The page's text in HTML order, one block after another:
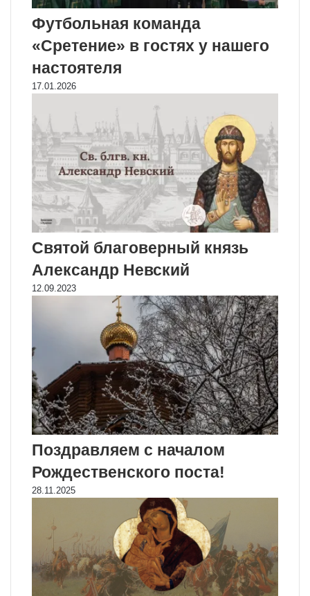
Футбольная команда
«Сретение» в гостях у нашего
настоятеля
17.01.2026
Святой благоверный князь
Александр Невский
12.09.2023
Поздравляем с началом
Рождественского поста!
28.11.2025